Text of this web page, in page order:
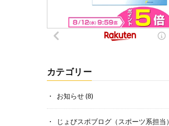
カテゴリー
お知らせ(8)
じょびスポブログ（スポーツ系担当）